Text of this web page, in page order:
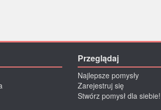
Przeglądaj
Najlepsze pomysły
Zarejestruj się
Stwórz pomysł dla siebie!